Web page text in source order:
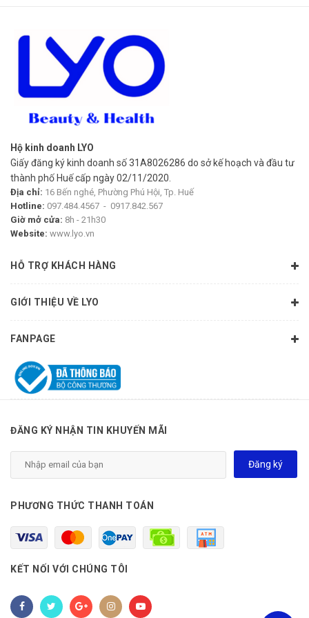
lông.
Dùng như mặt nạ cấp ẩm, gel cạo râu, dưỡng thể sau tắm,
hoặc ủ tóc phục hồi.
📌 HƯỚNG DẪN SỬ DỤNG:
Lấy một lượng gel vừa đủ, thoa nhẹ lên vùng da cần làm dịu
hoặc dưỡng ẩm.
Massage nhẹ nhàng đến khi gel thẩm thấu hoàn toàn.
tăng hiệu quả làm mát da.
Hộ kinh doanh LYO
Giấy đăng ký kinh doanh số 31A8026286 do sở kế hoạch và đầu tư
thành phố Huế cấp ngày 02/11/2020.
Địa chỉ: 16 Bến nghé, Phường Phú Hội, Tp. Huế
Hotline: 097.484.4567 - 0917.842.567
Giờ mở cửa: 8h - 21h30
Website: www.lyo.vn
HỖ TRỢ KHÁCH HÀNG
GIỚI THIỆU VỀ LYO
FANPAGE
ĐĂNG KÝ NHẬN TIN KHUYẾN MÃI
Đăng ký
PHƯƠNG THỨC THANH TOÁN
KẾT NỐI VỚI CHÚNG TÔI